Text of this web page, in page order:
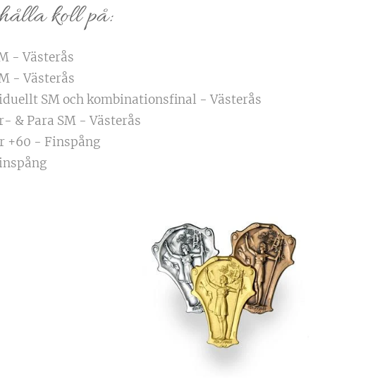
koll på:
- Västerås
- Västerås
SM och kombinationsfinal - Västerås
& Para SM - Västerås
+60 - Finspång